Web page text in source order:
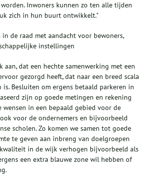
Inwoners kunnen zo ten alle tijden
zich in hun buurt ontwikkelt."
de raad met aandacht voor bewoners,
instellingen
aan, dat een hechte samenwerking met een
gezorgd heeft, dat naar een breed scala
is. Besluiten om ergens betaald parkeren in
zijn op goede metingen en rekening
wensen in een bepaald gebied voor de
voor de ondernemers en bijvoorbeeld
scholen. Zo komen we samen tot goede
te geven aan inbreng van doelgroepen
in de wijk verhogen bijvoorbeeld als
een extra blauwe zone wil hebben of